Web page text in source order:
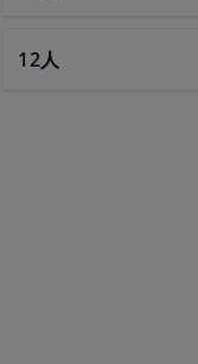
12人